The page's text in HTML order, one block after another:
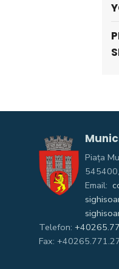
Piața
Email:
Telefon:
Fax: